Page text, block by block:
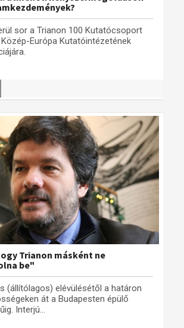
sor a Trianon 100 Kutatócsoport
Közép-Európa Kutatóintézetének
Trianon másként ne
be"
(állítólagos) elévülésétől a határon
át a Budapesten épülő
Interjú...